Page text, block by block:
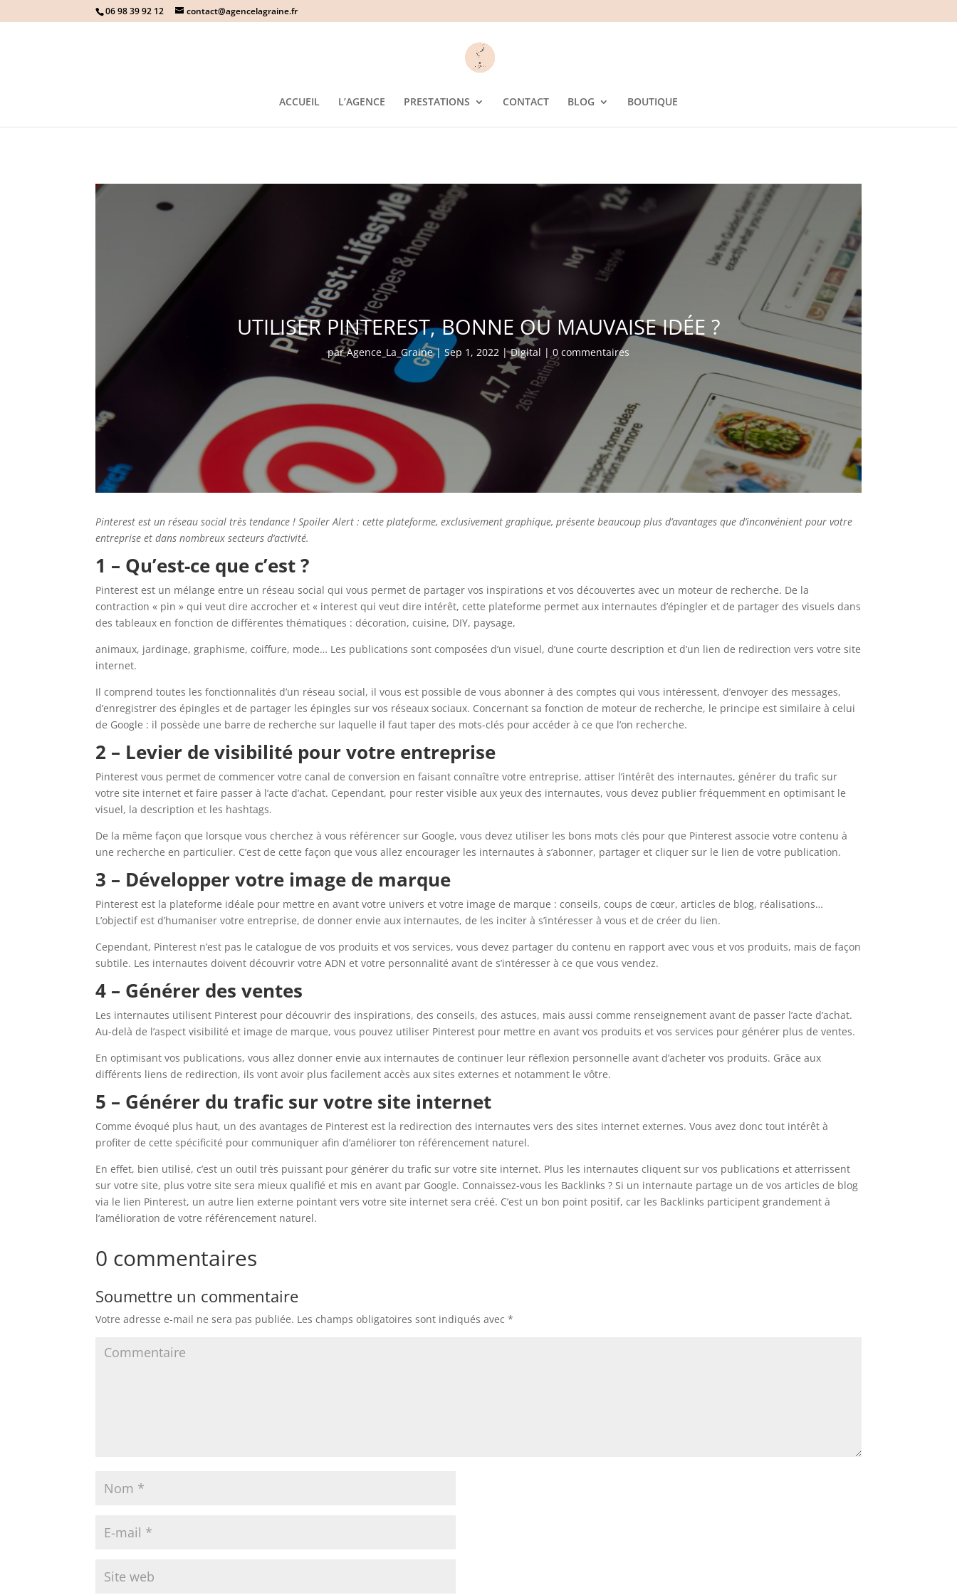
06 98 39 92 12 contact@agencelagraine.fr
ACCUEIL L’AGENCE PRESTATIONS CONTACT BLOG BOUTIQUE
UTILISER PINTEREST, BONNE OU MAUVAISE IDÉE ?
parAgence_La_Graine| Sep 1, 2022 |Digital | 0 commentaires
Pinterest est un réseau social très tendance ! SpoilerAlert : cette plateforme, exclusivement graphique, présente beaucoup plus d’avantages que d’inconvénient pour votre
entreprise et dans nombreux secteurs d’activité.
1 – Qu’est-ce que c’est ?
Pinterest est un mélange entre un réseau social qui vous permet de partager vos inspirations et vos découvertes avec un moteur de recherche. De la
contraction « pin » qui veut dire accrocher et « interest qui veut dire intérêt, cette plateforme permet aux internautes d’épingler et de partager des visuels dans
des tableaux en fonction de différentes thématiques : décoration, cuisine, DIY, paysage,
animaux, jardinage, graphisme, coiffure, mode… Les publications sont composées d’un visuel, d’une courte description et d’un lien de redirection vers votre site
internet.
Il comprend toutes les fonctionnalités d’un réseau social, il vous est possible de vous abonner à des comptes qui vous intéressent, d’envoyer des messages,
d’enregistrer des épingles et de partager les épingles sur vos réseaux sociaux. Concernant sa fonction de moteur de recherche, le principe est similaire à celui
de Google : il possède une barre de recherche sur laquelle il faut taper des mots-clés pour accéder à ce que l’on recherche.
2 – Levier de visibilité pour votre entreprise
Pinterest vous permet de commencer votre canal de conversion en faisant connaître votre entreprise, attiser l’intérêt des internautes, générer du trafic sur
votre site internet et faire passer à l’acte d’achat. Cependant, pour rester visible aux yeux des internautes, vous devez publier fréquemment en optimisant le
visuel, la description et les hashtags.
De la même façon que lorsque vous cherchez à vous référencer sur Google, vous devez utiliser les bons mots clés pour que Pinterest associe votre contenu à
une recherche en particulier. C’est de cette façon que vous allez encourager les internautes à s’abonner, partager et cliquer sur le lien de votre publication.
3 – Développer votre image de marque
Pinterest est la plateforme idéale pour mettre en avant votre univers et votre image de marque : conseils, coups de cœur, articles de blog, réalisations…
L’objectif est d’humaniser votre entreprise, de donner envie aux internautes, de les inciter à s’intéresser à vous et de créer du lien.
Cependant, Pinterest n’est pas le catalogue de vos produits et vos services, vous devez partager du contenu en rapport avec vous et vos produits, mais de façon
subtile. Les internautes doivent découvrir votre ADN et votre personnalité avant de s’intéresser à ce que vous vendez.
4 – Générer des ventes
Les internautes utilisent Pinterest pour découvrir des inspirations, des conseils, des astuces, mais aussi comme renseignement avant de passer l’acte d’achat.
Au-delà de l’aspect visibilité et image de marque, vous pouvez utiliser Pinterest pour mettre en avant vos produits et vos services pour générer plus de ventes.
En optimisant vos publications, vous allez donner envie aux internautes de continuer leur réflexion personnelle avant d’acheter vos produits. Grâce aux
différents liens de redirection, ils vont avoir plus facilement accès aux sites externes et notamment le vôtre.
5 – Générer du trafic sur votre site internet
Comme évoqué plus haut, un des avantages de Pinterest est la redirection des internautes vers des sites internet externes. Vous avez donc tout intérêt à
profiter de cette spécificité pour communiquer afin d’améliorer ton référencement naturel.
En effet, bien utilisé, c’est un outil très puissant pour générer du trafic sur votre site internet. Plus les internautes cliquent sur vos publications et atterrissent
sur votre site, plus votre site sera mieux qualifié et mis en avant par Google. Connaissez-vous les Backlinks ? Si un internaute partage un de vos articles de blog
via le lien Pinterest, un autre lien externe pointant vers votre site internet sera créé. C’est un bon point positif, car les Backlinks participent grandement à
l’amélioration de votre référencement naturel.
0 commentaires
Soumettre un commentaire
Votre adresse e-mail ne sera pas publiée. Les champs obligatoires sont indiqués avec*